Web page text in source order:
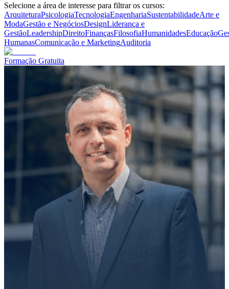
Selecione a área de interesse para filtrar os cursos:
ArquiteturaPsicologiaTecnologiaEngenhariaSustentabilidadeArte e
ModaGestão e NegóciosDesignLiderança e
GestãoLeadershipDireitoFinançasFilosofiaHumanidadesEducação
HumanasComunicação e MarketingAuditoria
Formação Gratuita